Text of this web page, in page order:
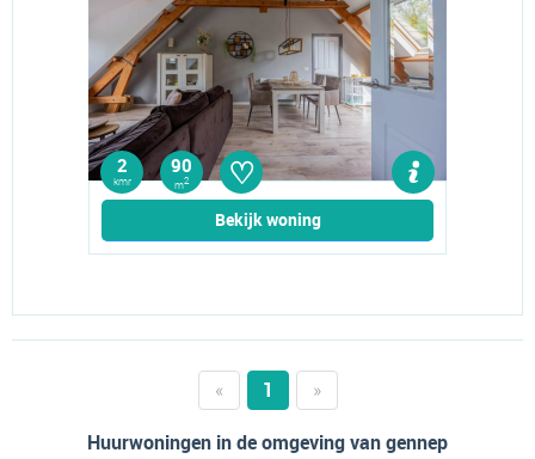
2
kmr
90
m2 ♡
Bekijk woning
« 1
»
Huurwoningen in de omgeving van gennep